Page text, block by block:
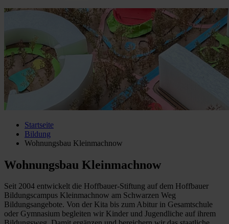
Startseite
Bildung
Wohnungsbau Kleinmachnow
Wohnungsbau Kleinmachnow
Seit 2004 entwickelt die Hoffbauer-Stiftung auf dem Hoffbauer
Bildungscampus Kleinmachnow am Schwarzen Weg
Bildungsangebote. Von der Kita bis zum Abitur in Gesamtschule
oder Gymnasium begleiten wir Kinder und Jugendliche auf ihrem